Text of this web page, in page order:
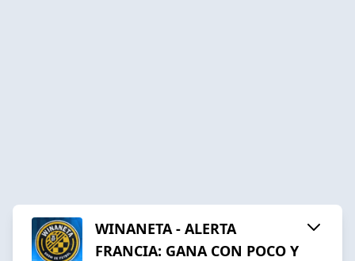
WINANETA - ALERTA
FRANCIA: GANA CON POCO Y